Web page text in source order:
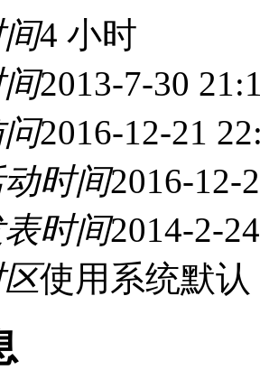
4 小时
2013-7-30
2016-12-21
动时间2016-12-
表时间2014-2-
使用系统默认